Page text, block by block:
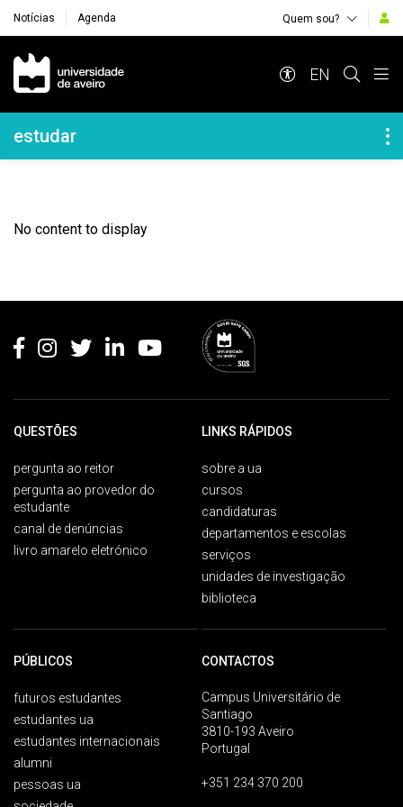
Notícias Agenda Quem sou?
Navegação Principal
EN
Navegação Lateral
estudar
No content to display
QUESTÕES
pergunta ao reitor
pergunta ao provedor do
estudante
canal de denúncias
livro amarelo eletrónico
LINKS RÁPIDOS
sobre a ua
cursos
candidaturas
departamentos e escolas
serviços
unidades de investigação
biblioteca
PÚBLICOS
futuros estudantes
estudantes ua
estudantes internacionais
alumni
pessoas ua
CONTACTOS
Campus Universitário de
Santiago
3810-193 Aveiro
Portugal
+351 234 370 200